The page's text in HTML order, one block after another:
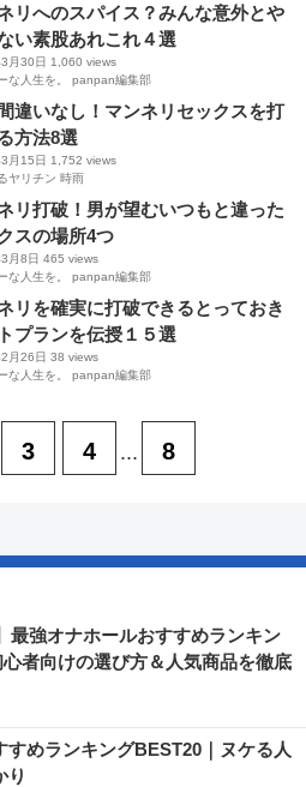
リへのスパイス？みんな意外とや
い素股あれこれ４選
月30日 1,060 views
な人生を。 panpan編集部
違いなし！マンネリセックスを打
方法8選
月15日 1,752 views
ヤリチン 時雨
リ打破！男が望むいつもと違った
スの場所4つ
月8日 465 views
な人生を。 panpan編集部
リを確実に打破できるとっておき
プランを伝授１５選
月26日 38 views
な人生を。 panpan編集部
3 4 ... 8
最強オナホールおすすめランキン
者向けの選び方＆人気商品を徹底
すめランキングBEST20｜ヌケる人
り